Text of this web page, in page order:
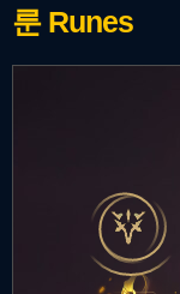
룬 Runes